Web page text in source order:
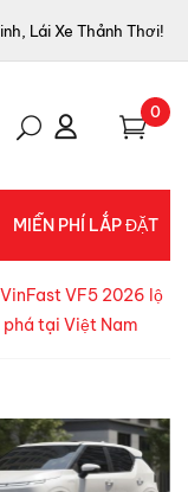
Lái Xe Thảnh Thơi!
0
MIỄN PHÍ LẮP ĐẶT
VF5 2026 lộ
tại Việt Nam